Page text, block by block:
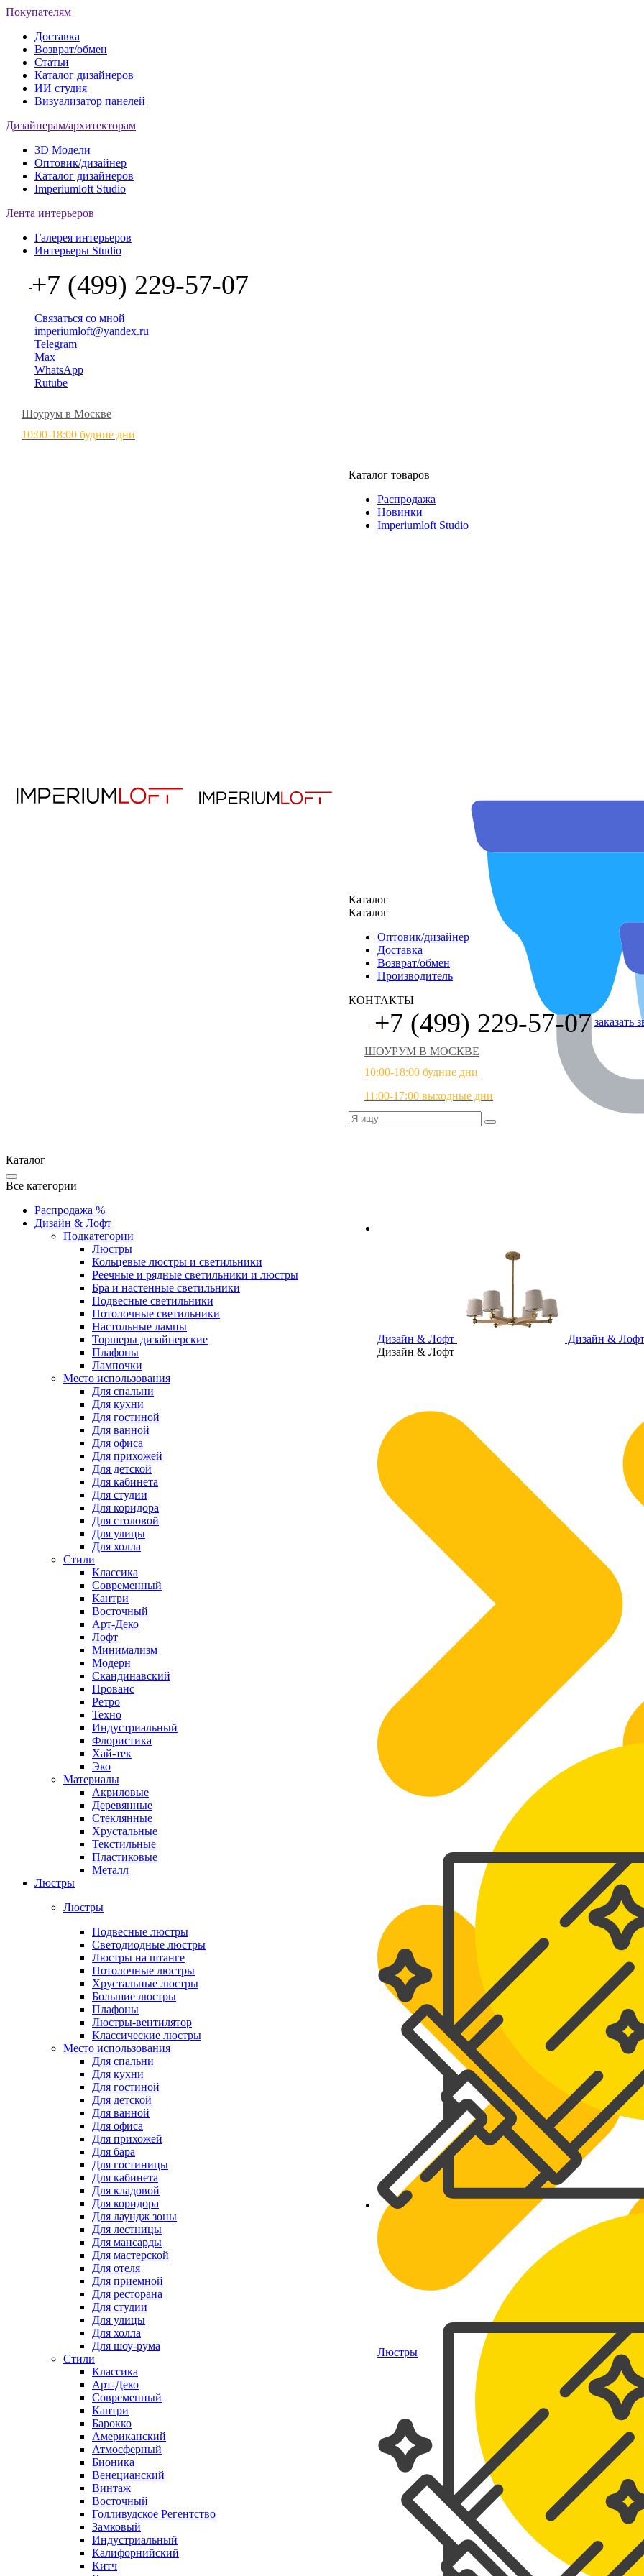
Покупателям
Доставка
Возврат/обмен
Статьи
Каталог дизайнеров
ИИ студия
Визуализатор панелей
Дизайнерам/архитекторам
3D Модели
Оптовик/дизайнер
Каталог дизайнеров
Imperiumloft Studio
Лента интерьеров
Галерея интерьеров
Интерьеры Studio
+7 (499) 229-57-07
Связаться со мной
imperiumloft@yandex.ru
Telegram
Max
WhatsApp
Rutube
Шоурум в Москве
10:00-18:00 будние дни
Каталог товаров
Распродажа
Новинки
Imperiumloft Studio
Дизайн & Лофт
Дизайн & Лофт
Дизайн & Лофт
Люстры
Каталог
Каталог
Оптовик/дизайнер
Доставка
Возврат/обмен
Производитель
КОНТАКТЫ
+7 (499) 229-57-07 заказать
ШОУРУМ В МОСКВЕ
10:00-18:00 будние дни
11:00-17:00 выходные дни
Каталог
Все категории
Распродажа %
Дизайн & Лофт
Подкатегории
Люстры
Кольцевые люстры и светильники
Реечные и рядные светильники и люстры
Бра и настенные светильники
Подвесные светильники
Потолочные светильники
Настольные лампы
Торшеры дизайнерские
Плафоны
Лампочки
Место использования
Для спальни
Для кухни
Для гостиной
Для ванной
Для офиса
Для прихожей
Для детской
Для кабинета
Для студии
Для коридора
Для столовой
Для улицы
Для холла
Стили
Классика
Современный
Кантри
Восточный
Арт-Деко
Лофт
Минимализм
Модерн
Скандинавский
Прованс
Ретро
Техно
Индустриальный
Флористика
Хай-тек
Эко
Материалы
Акриловые
Деревянные
Стеклянные
Хрустальные
Текстильные
Пластиковые
Металл
Люстры
Люстры
Подвесные люстры
Светодиодные люстры
Люстры на штанге
Потолочные люстры
Хрустальные люстры
Большие люстры
Плафоны
Люстры-вентилятор
Классические люстры
Место использования
Для спальни
Для кухни
Для гостиной
Для детской
Для ванной
Для офиса
Для прихожей
Для бара
Для гостиницы
Для кабинета
Для кладовой
Для коридора
Для лаундж зоны
Для лестницы
Для мансарды
Для мастерской
Для отеля
Для приемной
Для ресторана
Для студии
Для улицы
Для холла
Для шоу-рума
Стили
Классика
Арт-Деко
Современный
Кантри
Барокко
Американский
Атмосферный
Бионика
Венецианский
Винтаж
Восточный
Голливудское Регентство
Замковый
Индустриальный
Калифорнийский
Китч